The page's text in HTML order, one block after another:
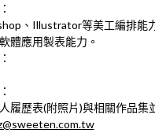
、Illustrator等美工編排能
體應用製表能力。
履歷表(附照片)與相關作品集